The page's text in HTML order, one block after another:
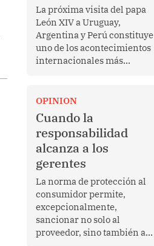
La próxima visita del papa
León XIV a Uruguay,
Argentina y Perú constituye
uno de los acontecimientos
internacionales más
Más allá de su dimensión
religiosa, esta gira
representa una oportunidad
para reafirmar el valor del
diálogo, fortalecer los
vínculos entre los pueblos y
proyectar una imagen de
cooperación en una región
que enfrenta desafíos en
materia de desarrollo,
cohesión social y
gobernabilidad.
OPINION
Cuando la
responsabilidad
alcanza a los
gerentes
La norma de protección al
consumidor permite,
excepcionalmente,
sancionar no solo al
proveedor, sino también a